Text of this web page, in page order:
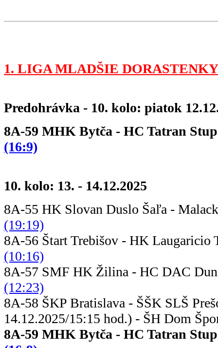
1. LIGA MLADŠIE
Predohrávka - 10. kolo: piatok
8A-59 MHK Bytča - HC
(16:9)
10. kolo: 13. - 14.12.2025
8A-55 HK Slovan Duslo Šaľa -
(19:19)
8A-56 Štart Trebišov - HK
(10:16)
8A-57 SMF HK Žilina - HC DAC
(12:23)
8A-58 ŠKP Bratislava - ŠŠK
14.12.2025/15:15 hod.) - ŠH Dom
8A-59 MHK Bytča - HC